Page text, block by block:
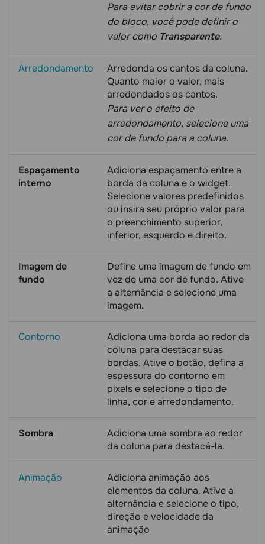
Para evitar cobrir a cor de fundo
do bloco, você pode definir o
valor como Transparente.
Arredondamento
Arredonda os cantos da coluna.
Quanto maior o valor, mais
arredondados os cantos.
Para ver o efeito de
arredondamento, selecione uma
cor de fundo para a coluna.
Espaçamento
interno
Adiciona espaçamento entre a
borda da coluna e o widget.
Selecione valores predefinidos
ou insira seu próprio valor para
o preenchimento superior,
inferior, esquerdo e direito.
Imagem de
fundo
Define uma imagem de fundo em
vez de uma cor de fundo. Ative
a alternância e selecione uma
imagem.
Contorno
Adiciona uma borda ao redor da
coluna para destacar suas
bordas. Ative o botão, defina a
espessura do contorno em
pixels e selecione o tipo de
linha, cor e arredondamento.
Sombra
Adiciona uma sombra ao redor
da coluna para destacá-la.
Animação
Adiciona animação aos
elementos da coluna. Ative a
alternância e selecione o tipo,
direção e velocidade da
animação